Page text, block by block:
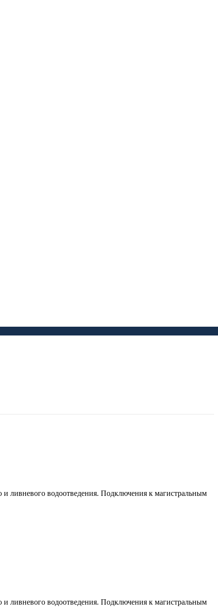
ливневого водоотведения. Подключения к магистральным
ливневого водоотведения. Подключения к магистральным